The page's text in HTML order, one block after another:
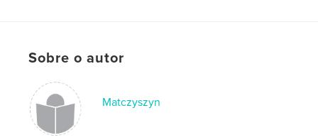
Sobre o autor
Matczyszyn